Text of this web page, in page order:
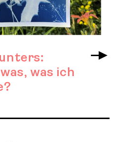
was ich
Arrow